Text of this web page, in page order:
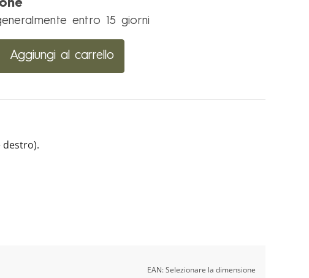
entro 15 giorni
Aggiungi al carrello
destro).
EAN:Selezionare la dimensione